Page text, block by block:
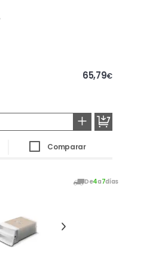
65,79€
+
Comparar
De4a7días